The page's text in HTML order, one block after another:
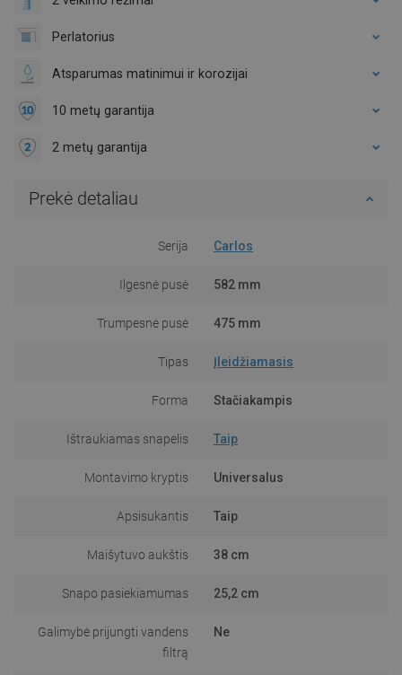
Perlatorius
Atsparumas matinimui ir korozijai
10 metų garantija
2 metų garantija
Prekė detaliau
Serija Carlos
Ilgesnė pusė 582 mm
Trumpesnė pusė 475 mm
Tipas Įleidžiamasis
Forma Stačiakampis
Ištraukiamas snapelis Taip
Montavimo kryptis Universalus
Apsisukantis Taip
Maišytuvo aukštis 38 cm
Snapo pasiekiamumas 25,2 cm
Galimybė prijungti vandens
filtrą
Ne